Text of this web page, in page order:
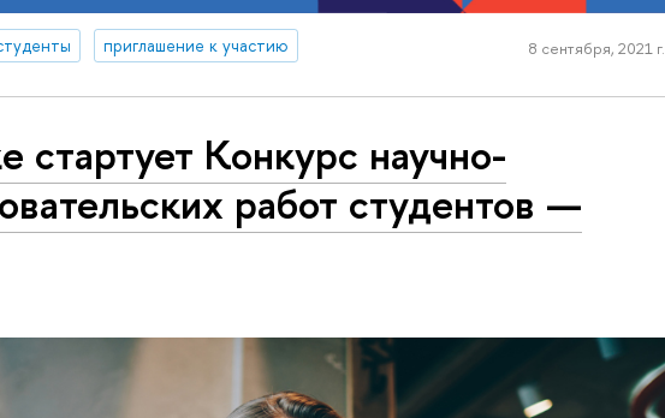
приглашение к участию 8 сентября, 2021 г.
стартует Конкурс научно-
работ студентов —